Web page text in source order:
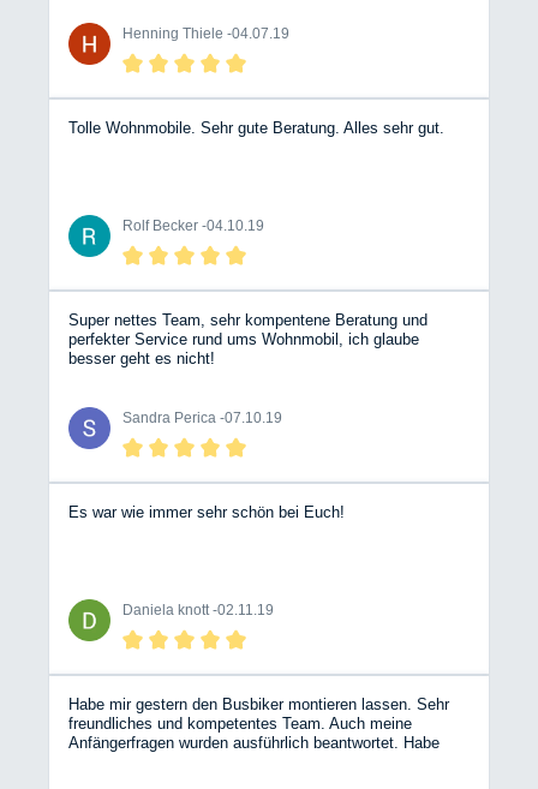
geliefert. Meine Nachfragen wurden stets freundlich und
zeitnah beantwortet. Besser geht es nicht! Mir hat das so
gut gefallen, dass ich gleich noch ein Erweiterungszelt
Henning Thiele -04.07.19
Tolle Wohnmobile. Sehr gute Beratung. Alles sehr gut.
Rolf Becker -04.10.19
Super nettes Team, sehr kompentene Beratung und
perfekter Service rund ums Wohnmobil, ich glaube
besser geht es nicht!
Sandra Perica -07.10.19
Es war wie immer sehr schön bei Euch!
Daniela knott -02.11.19
Habe mir gestern den Busbiker montieren lassen. Sehr
freundliches und kompetentes Team. Auch meine
Anfängerfragen wurden ausführlich beantwortet. Habe